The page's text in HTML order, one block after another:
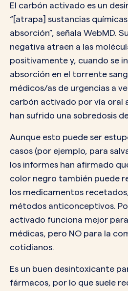
El carbón activado es un
“[atrapa] sustancias
absorción”, señala WebMD.
negativa atraen a las
positivamente y, cuando se
absorción en el torrente
médicos/as de urgencias a
carbón activado por vía oral
han sufrido una sobredosis
Aunque esto puede ser
casos (por ejemplo, para
los informes han afirmado
color negro también puede
los medicamentos
métodos anticonceptivos.
activado funciona mejor
médicas, pero NO para la
cotidianos.
Es un buen desintoxicante
fármacos, por lo que suele